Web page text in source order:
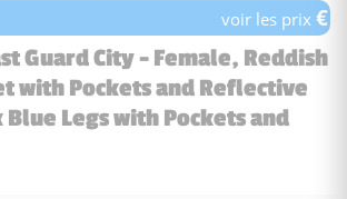
voir les prix€
Guard City - Female, Reddish
with Pockets and Reflective
Legs with Pockets and
: